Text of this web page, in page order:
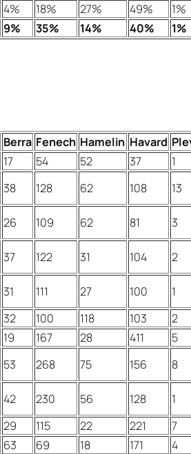
4% 18% 27% 49%
1%
9% 35% 14% 40% 1%
Berra Fenech Hamelin Havard
17 54 52 37
1
38 128 62 108
13
26 109 62 81
3
37 122 31 104
2
31 111 27 100
1
32 100 118 103
2
19 167 28 411
5
53 268 75 156
8
42 230 56 128
1
29 115 22 221
7
63 69 18 171
4